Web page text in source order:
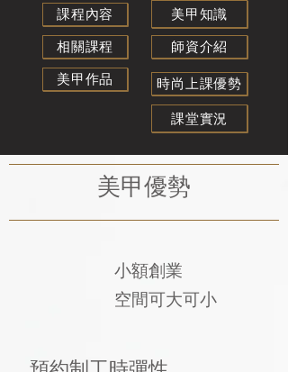
課程內容
相關課程
美甲作品
美甲知識
師資介紹
時尚上課優勢
課堂實況
美甲優勢
​小額創業
空間可大可小